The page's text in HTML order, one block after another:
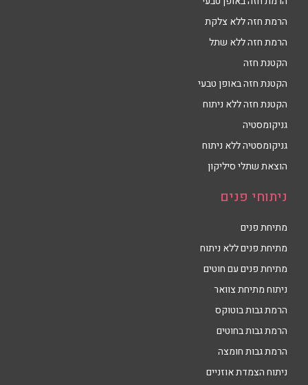
הרמת חזה ללא צלקת
הרמת חזה ללא שתל
הקטנת חזה
הקטנת חזה באופן טבעי
הקטנת חזה ללא ניתוח
גניקומסטיה
גניקומסטיה ללא ניתוח
הוצאת שתלי סיליקון
ניתוחי פנים
מתיחת פנים
מתיחת פנים ללא ניתוח
מתיחת פנים עם חוטים
ניתוח מתיחת צוואר
הרמת גבות בוטוקס
הרמת גבות בחוטים
הרמת גבות חומצה
ניתוח הצמדת אוזניים